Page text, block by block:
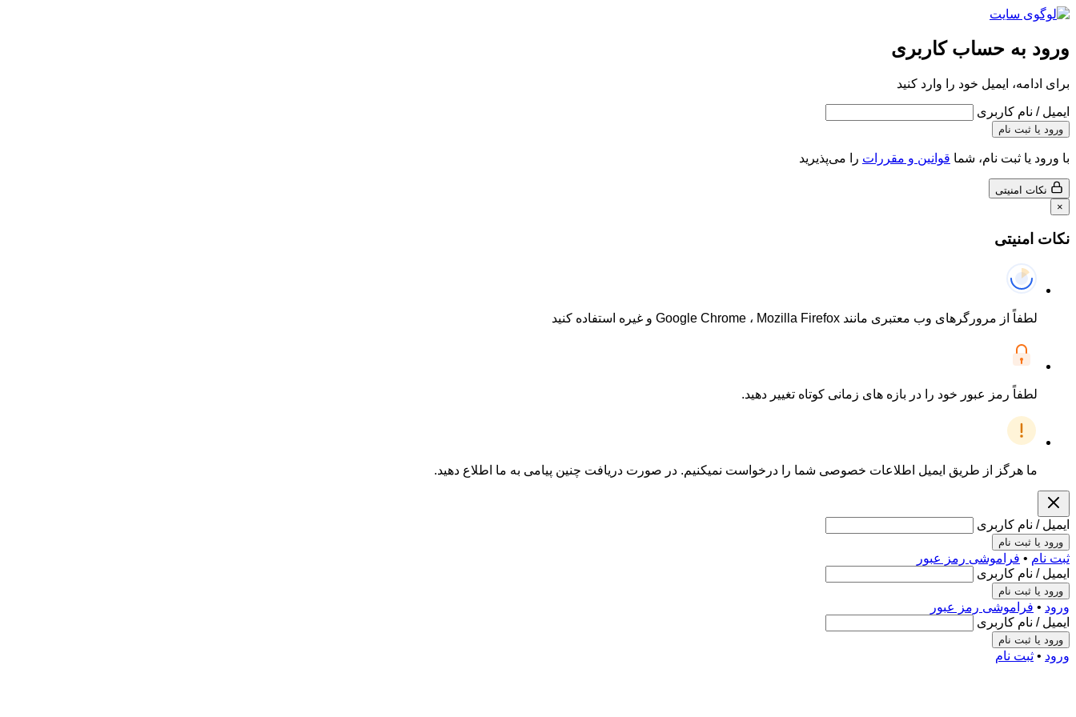
ورود به حساب کاربری
برای ادامه، ایمیل خود را وارد کنید
ایمیل / نام کاربری
ورود یا ثبت نام
با ورود یا ثبت نام، شما قوانین و مقررات را می‌پذیرید
نکات امنیتی
×
نکات امنیتی
لطفاً از مرورگرهای وب معتبری مانند Google Chrome ، Mozilla Firefox و غیره استفاده کنید
لطفاً رمز عبور خود را در بازه های زمانی کوتاه تغییر دهید.
ما هرگز از طریق ایمیل اطلاعات خصوصی شما را درخواست نمیکنیم. در صورت دریافت چنین پیامی به ما اطلاع دهید.
ایمیل / نام کاربری
ورود یا ثبت نام
ثبت نام • فراموشی رمز عبور
ایمیل / نام کاربری
ورود یا ثبت نام
ورود • فراموشی رمز عبور
ایمیل / نام کاربری
ورود یا ثبت نام
ورود • ثبت نام